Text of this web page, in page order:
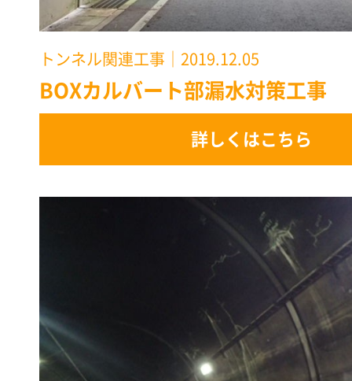
トンネル関連工事 ｜2019.12.05
BOXカルバート部漏水対策工事
詳しくはこちら